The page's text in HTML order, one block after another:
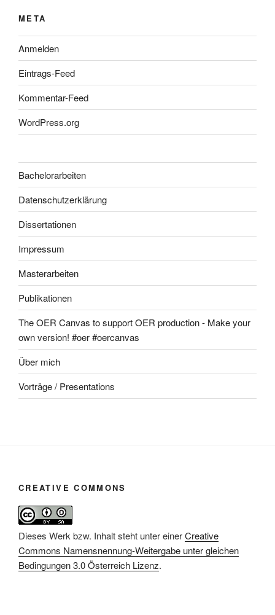
META
Anmelden
Eintrags-Feed
Kommentar-Feed
WordPress.org
Bachelorarbeiten
Datenschutzerklärung
Dissertationen
Impressum
Masterarbeiten
Publikationen
The OER Canvas to support OER production - Make your
own version! #oer #oercanvas
Über mich
Vorträge / Presentations
CREATIVE COMMONS
Dieses Werk bzw. Inhalt steht unter einerCreative
Commons Namensnennung-Weitergabe unter gleichen
Bedingungen 3.0 Österreich Lizenz.